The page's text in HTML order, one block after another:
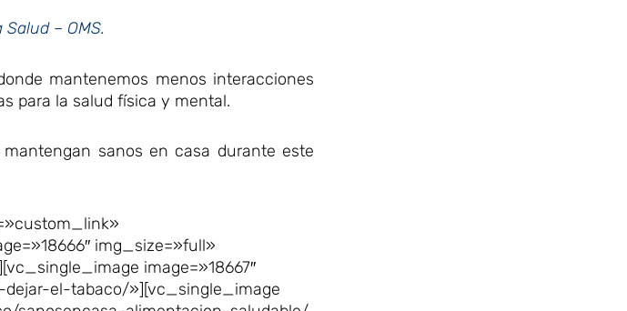
– OMS.
mantenemos menos interacciones
para la salud física y mental.
sanos en casa durante este
img_size=»full»
image=»18667″
el-tabaco/»][vc_single_image